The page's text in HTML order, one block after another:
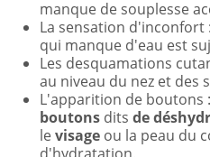
manque de souplesse
La sensation
qui manque d'eau est
Les desquamations
au niveau du nez et des
L'apparition de boutons
boutons dits de
levisage ou la peau du